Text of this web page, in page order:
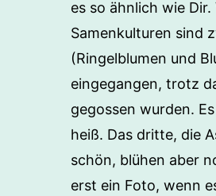
es so ähnlich wie Dir.
Samenkulturen sind
(Ringelblumen und
eingegangen, trotz
gegossen wurden.
heiß. Das dritte, die
schön, blühen aber
erst ein Foto, wenn